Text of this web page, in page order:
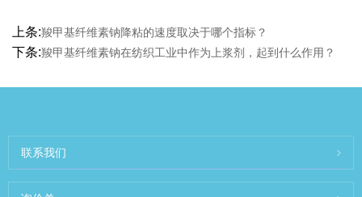
上条:羧甲基纤维素钠降粘的速度取决于哪个指标？
下条:羧甲基纤维素钠在纺织工业中作为上浆剂，起到什么作用？
联系我们